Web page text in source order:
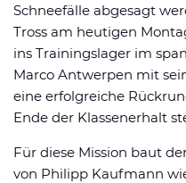
Schneefälle abgesagt
Tross am heutigen
ins Trainingslager im
Marco Antwerpen mit
eine erfolgreiche
Ende der Klassenerhalt
Für diese Mission baut
von Philipp Kaufmann